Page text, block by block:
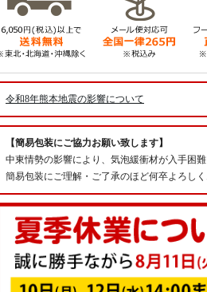
令和8年熊本地震の影響について
【簡易包装にご協力お願い致します】
中東情勢の影響により、気泡緩衝材が入手困
簡易包装にご理解・ご了承のほど何卒よろしく